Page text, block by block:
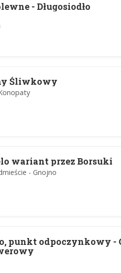
- Długosiodło
Śliwkowy
wariant przez Borsuki
- Gnojno
punkt odpoczynkowy -